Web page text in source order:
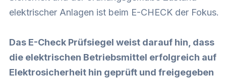
elektrischer Anlagen ist beim E-CHECK der Fokus.
Das E-Check Prüfsiegel weist darauf hin, dass
die elektrischen Betriebsmittel erfolgreich auf
Elektrosicherheit hin geprüft und freigegeben